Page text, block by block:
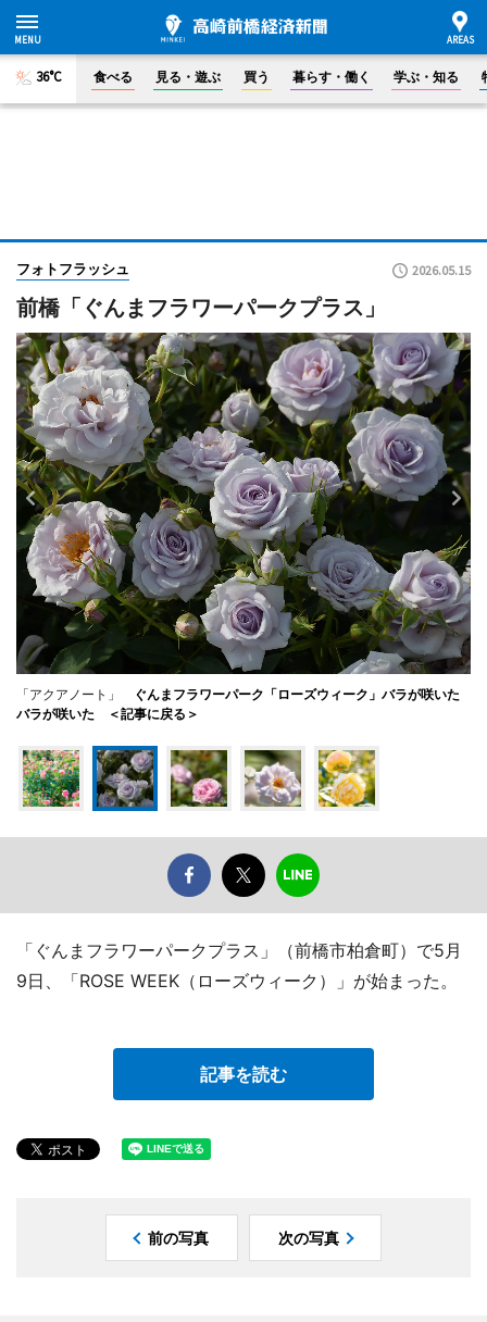
36°C 食べる 見る・遊ぶ 買う 暮らす・働く 学ぶ・知る
フォトフラッシュ 2026.05.15
前橋「ぐんまフラワーパークプラス」
「アクアノート」
ぐんまフラワーパーク「ローズウィーク」バラが咲いた
バラが咲いた ＜記事に戻る＞
「ぐんまフラワーパークプラス」（前橋市柏倉町）で5月
9日、「ROSE WEEK（ローズウィーク）」が始まった。
記事を読む
前の写真 次の写真